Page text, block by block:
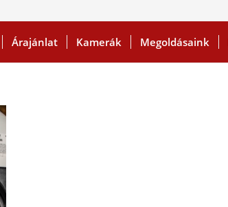
Árajánlat Kamerák Megoldásaink